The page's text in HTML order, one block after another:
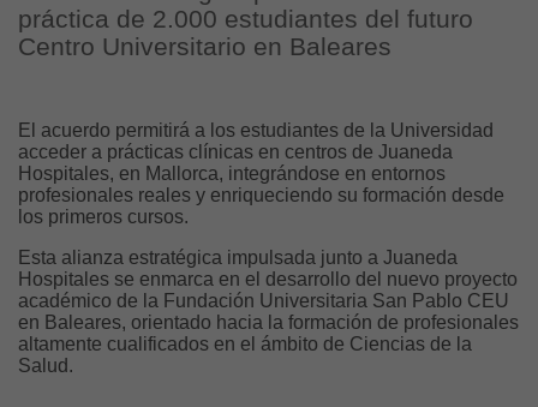
práctica de 2.000 estudiantes del futuro
Centro Universitario en Baleares
El acuerdo permitirá a los estudiantes de la Universidad
acceder a prácticas clínicas en centros de Juaneda
Hospitales, en Mallorca, integrándose en entornos
profesionales reales y enriqueciendo su formación desde
los primeros cursos.
Esta alianza estratégica impulsada junto a Juaneda
Hospitales se enmarca en el desarrollo del nuevo proyecto
académico de la Fundación Universitaria San Pablo CEU
en Baleares, orientado hacia la formación de profesionales
altamente cualificados en el ámbito de Ciencias de la
Salud.